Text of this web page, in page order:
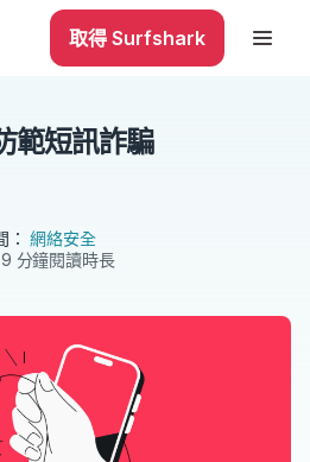
取得 Surfshark
範短訊詐騙
：網絡安全
9 分鐘閱讀時長